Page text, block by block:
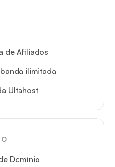
de Afiliados
ilimitada
Ultahost
Domínio